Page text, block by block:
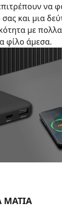
να
και μια
με
φίλο άμεσα.
ΜΑΤΙΆ